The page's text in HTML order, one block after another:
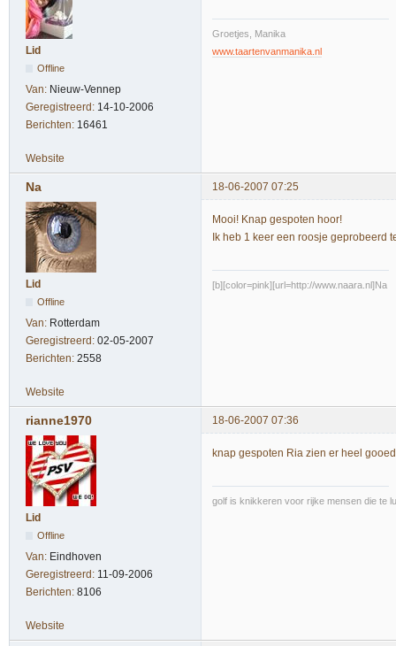
Lid
Offline
Van: Nieuw-Vennep
Geregistreerd: 14-10-2006
Berichten: 16461
Groetjes, Manika
www.taartenvanmanika.nl
Website
Na 18-06-2007 07:25
Lid
Offline
Van: Rotterdam
Geregistreerd: 02-05-2007
Berichten: 2558
Mooi! Knap gespoten hoor!
Ik heb 1 keer een roosje geprobeerd
[b][color=pink][url=http://www.naara.nl]Na
Website
rianne1970 18-06-2007 07:36
Lid
Offline
Van: Eindhoven
Geregistreerd: 11-09-2006
Berichten: 8106
knap gespoten Ria zien er heel
golf is knikkeren voor rijke mensen die te
Website